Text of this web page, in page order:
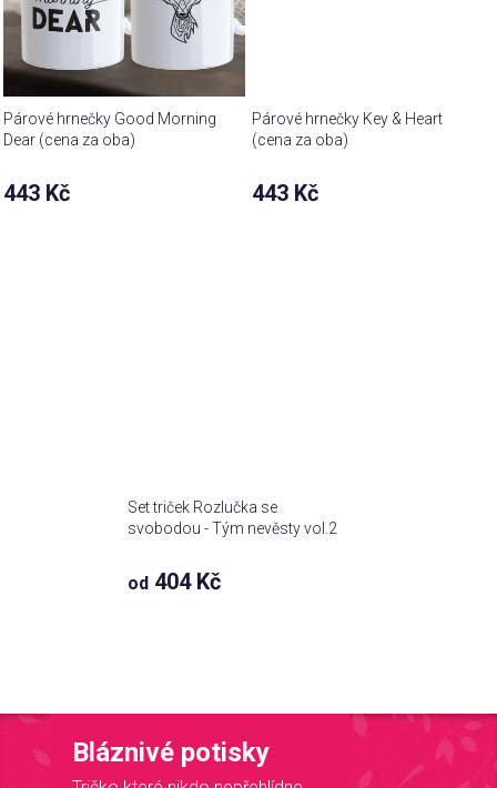
Párové hrnečky Good Morning
Dear (cena za oba)
443 Kč
Párové hrnečky Key & Heart
(cena za oba)
443 Kč
Set triček Rozlučka se
svobodou - Tým nevěsty vol.2
od 404 Kč
Bláznivé potisky